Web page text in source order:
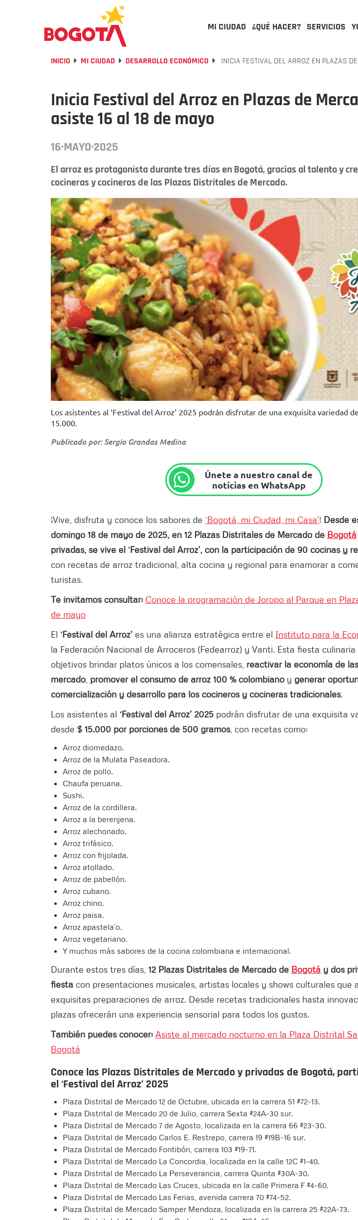
MI CIUDAD ¿QUÉ HACER? SERVICIOS
INICIO MI CIUDAD DESARROLLO ECONÓMICO INICIA FESTIVAL DEL ARROZ EN PLAZAS
Inicia Festival del Arroz en Plazas de
asiste 16 al 18 de mayo
16·MAYO·2025
El arroz es protagonista durante tres días en Bogotá, gracias al talento y
cocineras y cocineros de las Plazas Distritales de Mercado.
Los asistentes al ‘Festival del Arroz’ 2025 podrán disfrutar de una exquisita variedad
15.000.
Publicado por: Sergio Grandas Medina
Únete a nuestro canal de
noticias en WhatsApp
¡Vive, disfruta y conoce los sabores de ‘Bogotá, mi Ciudad, mi Casa’! Desde
domingo 18 de mayo de 2025, en 12 Plazas Distritales de Mercado de Bogotá
privadas, se vive el ‘Festival del Arroz’, con la participación de 90 cocinas y
con recetas de arroz tradicional, alta cocina y regional para enamorar a
turistas.
Te invitamos consultar: Conoce la programación de Joropo al Parque en
de mayo
El ‘Festival del Arroz’ es una alianza estratégica entre el Instituto para la
la Federación Nacional de Arroceros (Fedearroz) y Vanti. Esta fiesta
objetivos brindar platos únicos a los comensales, reactivar la economía de
mercado promover el consumo de arroz 100 % colombiano y generar
comercialización y desarrollo para los cocineros y cocineras tradicionales.
Los asistentes al ‘Festival del Arroz’ 2025 podrán disfrutar de una exquisita
desde $ 15.000 por porciones de 500 gramos, con recetas como:
Arroz diomedazo.
Arroz de la Mulata Paseadora.
Arroz de pollo.
Chaufa peruana.
Sushi.
Arroz de la cordillera.
Arroz a la berenjena.
Arroz alechonado.
Arroz trifásico.
Arroz con frijolada.
Arroz atollado.
Arroz de pabellón.
Arroz cubano.
Arroz chino.
Arroz paisa.
Arroz apastela’o.
Arroz vegetariano.
Y muchos más sabores de la cocina colombiana e internacional.
Durante estos tres días, 12 Plazas Distritales de Mercado de Bogotá y dos
fiesta con presentaciones musicales, artistas locales y shows culturales que
exquisitas preparaciones de arroz. Desde recetas tradicionales hasta
plazas ofrecerán una experiencia sensorial para todos los gustos.
También puedes conocer: Asiste al mercado nocturno en la Plaza Distrital
Bogotá
Conoce las Plazas Distritales de Mercado y privadas de Bogotá,
el ‘Festival del Arroz’ 2025
Plaza Distrital de Mercado 12 de Octubre, ubicada en la carrera 51 #72-13.
Plaza Distrital de Mercado 20 de Julio, carrera Sexta #24A-30 sur.
Plaza Distrital de Mercado 7 de Agosto, localizada en la carrera 66 #23-30.
Plaza Distrital de Mercado Carlos E. Restrepo, carrera 19 #19B-16 sur.
Plaza Distrital de Mercado Fontibón, carrera 103 #19-71.
Plaza Distrital de Mercado La Concordia, localizada en la calle 12C #1-40.
Plaza Distrital de Mercado La Perseverancia, carrera Quinta #30A-30.
Plaza Distrital de Mercado Las Cruces, ubicada en la calle Primera F #4-60.
Plaza Distrital de Mercado Las Ferias, avenida carrera 70 #74-52.
Plaza Distrital de Mercado Samper Mendoza, localizada en la carrera 25 #22A-73.